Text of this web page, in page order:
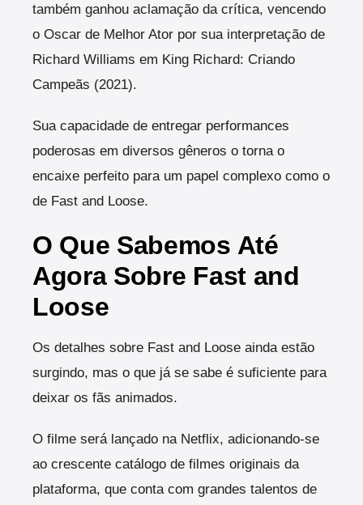
também ganhou aclamação da crítica, vencendo
o Oscar de Melhor Ator por sua interpretação de
Richard Williams em King Richard: Criando
Campeãs (2021).
Sua capacidade de entregar performances
poderosas em diversos gêneros o torna o
encaixe perfeito para um papel complexo como o
de Fast and Loose.
O Que Sabemos Até
Agora Sobre Fast and
Loose
Os detalhes sobre Fast and Loose ainda estão
surgindo, mas o que já se sabe é suficiente para
deixar os fãs animados.
O filme será lançado na Netflix, adicionando-se
ao crescente catálogo de filmes originais da
plataforma, que conta com grandes talentos de